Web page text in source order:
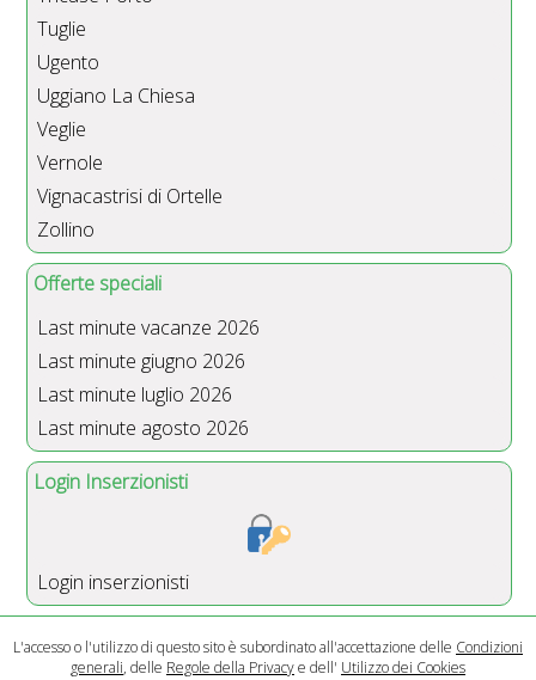
Tuglie
Ugento
Uggiano La Chiesa
Veglie
Vernole
Vignacastrisi di Ortelle
Zollino
Offerte speciali
Last minute vacanze 2026
Last minute giugno 2026
Last minute luglio 2026
Last minute agosto 2026
Login Inserzionisti
Login inserzionisti
L'accesso o l'utilizzo di questo sito è subordinato all'accettazione delle Condizioni
generali, delle Regole della Privacye dell' Utilizzo dei Cookies